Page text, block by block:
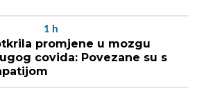
1 h
promjene u mozgu
covida: Povezane su s